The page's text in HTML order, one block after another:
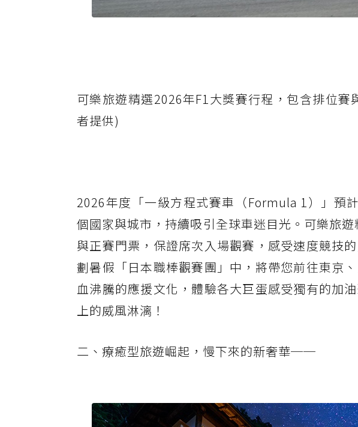
可樂旅遊精選2026年F1大獎賽行程，包含排位
者提供)
2026年度「一級方程式賽車（Formula 1）」預
個國家與城市，持續吸引全球車迷目光。可樂旅
與正賽門票，保證席次入場觀賽，感受速度競技
劃暑假「日本職棒觀賽團」中，將帶您前往東京
血沸騰的應援文化，體驗各大巨蛋感受獨有的加
上的威風淋漓！
二、療癒型旅遊崛起，慢下來的新奢華──